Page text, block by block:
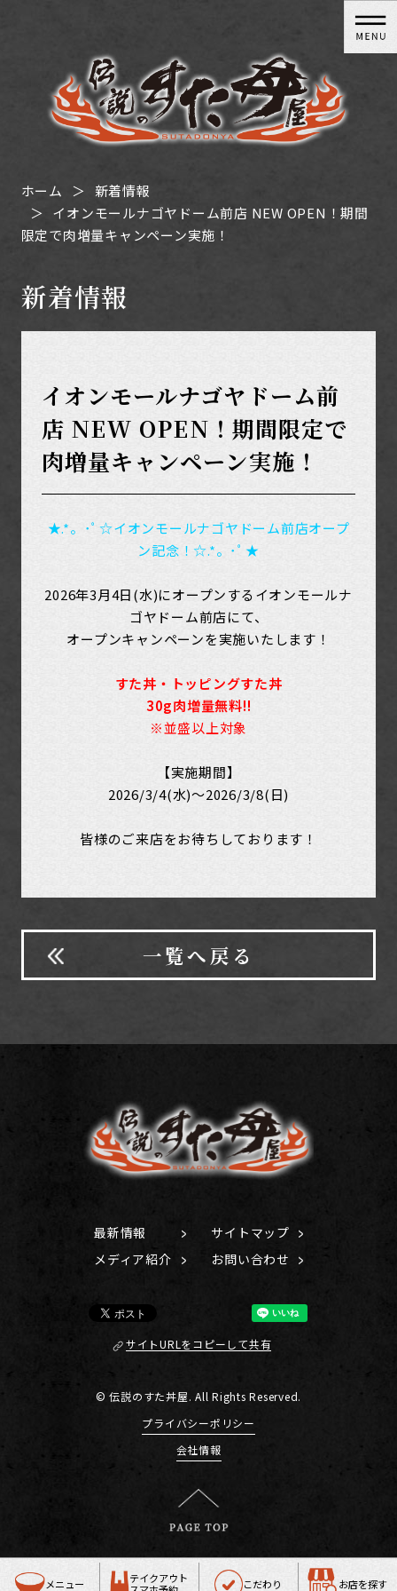
ホーム
新着情報
イオンモールナゴヤドーム前店 NEW OPEN！期間
限定で肉増量キャンペーン実施！
新着情報
イオンモールナゴヤドーム前
店 NEW OPEN！期間限定で
肉増量キャンペーン実施！
★.*。･ﾟ☆イオンモールナゴヤドーム前店オープ
ン記念！☆.*。･ﾟ★
2026年3月4日(水)にオープンするイオンモールナ
ゴヤドーム前店にて、
オープンキャンペーンを実施いたします！
すた丼・トッピングすた丼
30g肉増量無料!!
※並盛以上対象
【実施期間】
2026/3/4(水)～2026/3/8(日)
皆様のご来店をお待ちしております！
一覧へ戻る
最新情報
メディア紹介
サイトマップ
お問い合わせ
サイトURLをコピーして共有
© 伝説のすた丼屋. All Rights Reserved.
プライバシーポリシー
会社情報
メニュー
テイクアウト
こだわり お店を探す